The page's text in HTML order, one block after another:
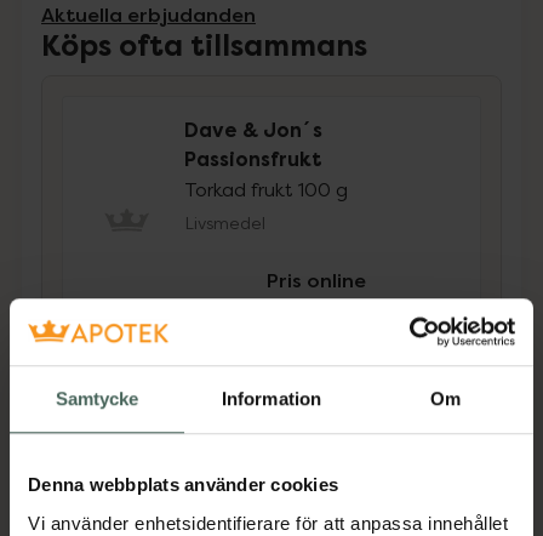
Samtycke Information Om
Denna webbplats använder cookies
Vi använder enhetsidentifierare för att anpassa innehållet
Aktuella erbjudanden
Köps ofta tillsammans
Dave & Jon´s
Passionsfrukt
Torkad frukt 100 g
Livsmedel
Pris online
Twist
Torkad frukt 100 g
Pris online